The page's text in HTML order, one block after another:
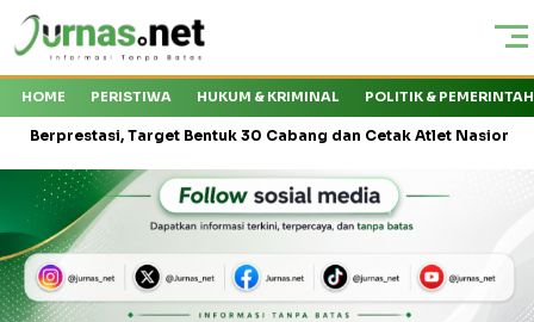
HOME PERISTIWA HUKUM & KRIMINAL POLITIK &
Target Bentuk 30 Cabang dan Cetak Atlet Nasional Kejati